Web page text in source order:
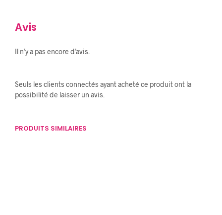
Avis
Il n’y a pas encore d’avis.
Seuls les clients connectés ayant acheté ce produit ont la
possibilité de laisser un avis.
PRODUITS SIMILAIRES